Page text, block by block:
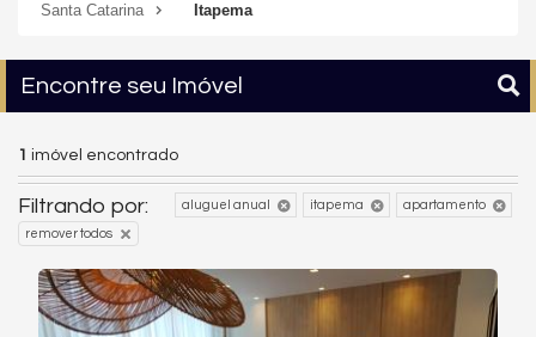
Santa Catarina
Itapema
Encontre seu Imóvel
1 imóvel encontrado
Filtrando por: aluguel anual itapema apartamento
remover todos